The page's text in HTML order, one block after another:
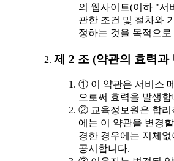
의 웹사이트(이하 "서
관한 조건 및 절차와
정하는 것을 목적으로
제 2 조 (약관의 효력과
① 이 약관은 서비스
으로써 효력을 발생합
② 교육정보원은 합리
에는 이 약관을 변경
경한 경우에는 지체
공시합니다.